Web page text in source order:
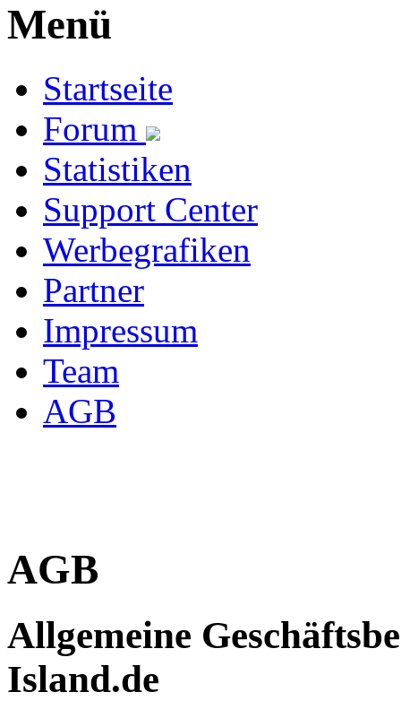
Menü
Startseite
Forum
Statistiken
Support Center
Werbegrafiken
Partner
Impressum
Team
AGB
AGB
Allgemeine
Island.de